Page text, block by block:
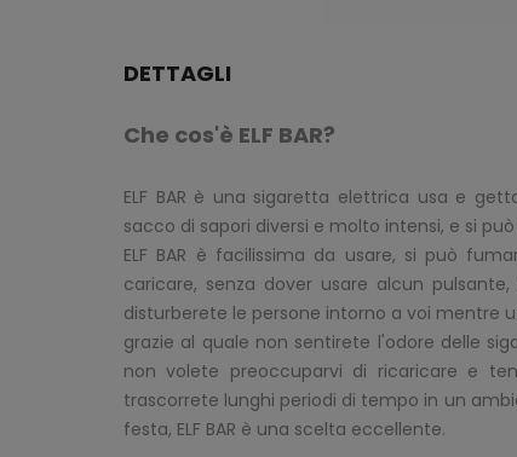
DETTAGLI
Che cos'è ELF BAR?
ELF BAR è una sigaretta elettrica usa e
sacco di sapori diversi e molto intensi, e si
ELF BAR è facilissima da usare, si può
caricare, senza dover usare alcun
disturberete le persone intorno a voi mentre
grazie al quale non sentirete l'odore delle
non volete preoccuparvi di ricaricare e
trascorrete lunghi periodi di tempo in un
festa, ELF BAR è una scelta eccellente.